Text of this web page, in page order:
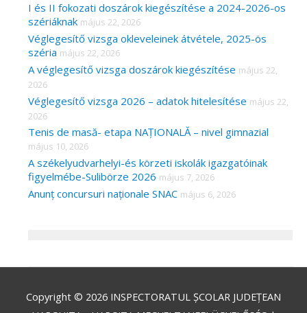
I és II fokozati doszárok kiegészítése a 2024-2026-os
szériáknak május 22, 2026
Véglegesítő vizsga okleveleinek átvétele, 2025-ös
széria május 22, 2026
A véglegesítő vizsga doszárok kiegészítése május 22,
2026
Véglegesítő vizsga 2026 – adatok hitelesítése május 22,
2026
Tenis de masă- etapa NAȚIONALĂ – nivel gimnazial
május 10, 2026
A székelyudvarhelyi-és körzeti iskolák igazgatóinak
figyelmébe-Sulibörze 2026 május 7, 2026
Anunț concursuri naționale SNAC május 6, 2026
Copyright © 2026 INSPECTORATUL ȘCOLAR JUDEȚEAN